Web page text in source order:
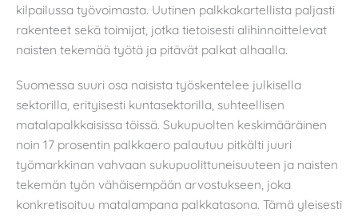
kilpailussa työvoimasta. Uutinen palkkakartellista paljasti
rakenteet sekä toimijat, jotka tietoisesti alihinnoittelevat
naisten tekemää työtä ja pitävät palkat alhaalla.
Suomessa suuri osa naisista työskentelee julkisella
sektorilla, erityisesti kuntasektorilla, suhteellisen
matalapalkkaisissa töissä. Sukupuolten keskimääräinen
noin 17 prosentin palkkaero palautuu pitkälti juuri
työmarkkinan vahvaan sukupuolittuneisuuteen ja naisten
tekemän työn vähäisempään arvostukseen, joka
konkretisoituu matalampana palkkatasona. Tämä yleisesti